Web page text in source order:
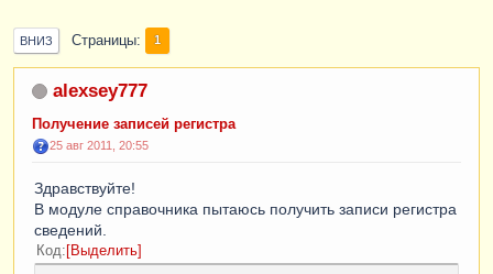
ВНИЗ Страницы 1
alexsey777
Получение записей регистра
25 авг 2011, 20:55
Здравствуйте!
В модуле справочника пытаюсь получить записи регистра
сведений.
Код Выделить